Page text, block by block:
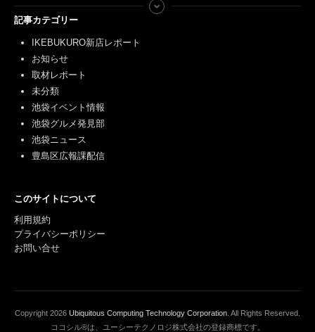
記事カテゴリー
IKEBUKURO新店レポート
お知らせ
取材レポート
未分類
池袋イベント情報
池袋グルメ発見部
池袋ニュース
豊島区広報課配信
このサイトについて
利用規約
プライバシーポリシー
お問い合せ
Copyright 2026 Ubiquitous Computing Technology Corporation. All Rights Reserved.
ココシル®は、ユーシーテクノロジ株式会社の登録商標です。